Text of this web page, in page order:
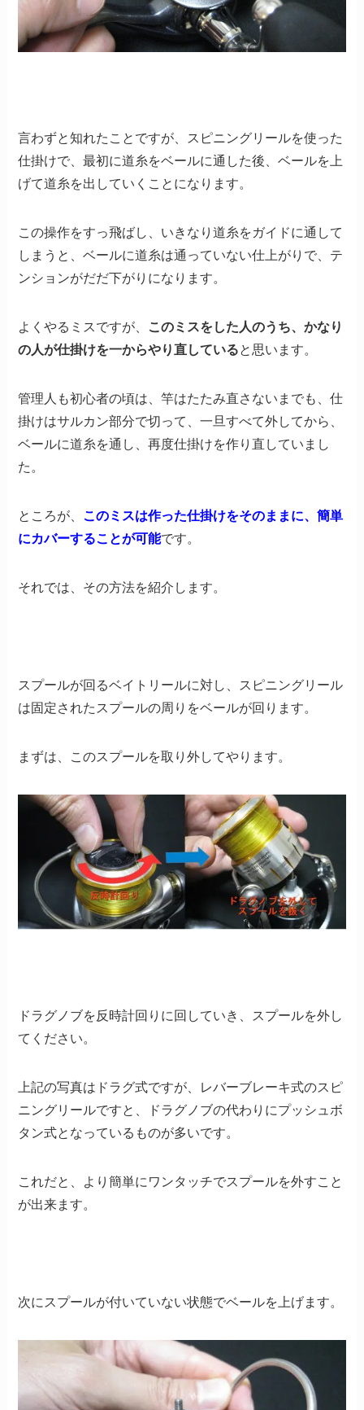
言わずと知れたことですが、スピニングリールを使った
仕掛けで、最初に道糸をベールに通した後、ベールを上
げて道糸を出していくことになります。
この操作をすっ飛ばし、いきなり道糸をガイドに通して
しまうと、ベールに道糸は通っていない仕上がりで、テ
ンションがだだ下がりになります。
よくやるミスですが、 このミスをした人のうち、かなり
の人が仕掛けを一からやり直していると思います。
管理人も初心者の頃は、竿はたたみ直さないまでも、仕
掛けはサルカン部分で切って、一旦すべて外してから、
ベールに道糸を通し、再度仕掛けを作り直していまし
た。
ところが、 このミスは作った仕掛けをそのままに、簡単
にカバーすることが可能です。
それでは、その方法を紹介します。
スプールが回るベイトリールに対し、スピニングリール
は固定されたスプールの周りをベールが回ります。
まずは、このスプールを取り外してやります。
ドラグノブを反時計回りに回していき、スプールを外し
てください。
上記の写真はドラグ式ですが、レバーブレーキ式のスピ
ニングリールですと、ドラグノブの代わりにプッシュボ
タン式となっているものが多いです。
これだと、より簡単にワンタッチでスプールを外すこと
が出来ます。
次にスプールが付いていない状態でベールを上げます。